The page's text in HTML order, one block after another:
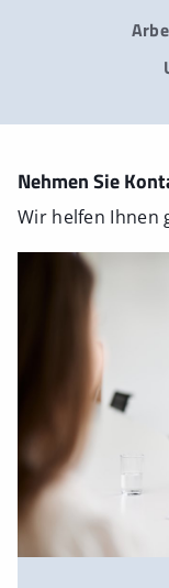
Nehmen Sie
Wir helfen Ihnen